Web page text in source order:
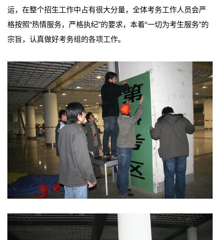
运，在整个招生工作中占有很大分量，全体考务工作人员会严
格按照“热情服务，严格执纪”的要求，本着“一切为考生服务”的
宗旨，认真做好考务组的各项工作。